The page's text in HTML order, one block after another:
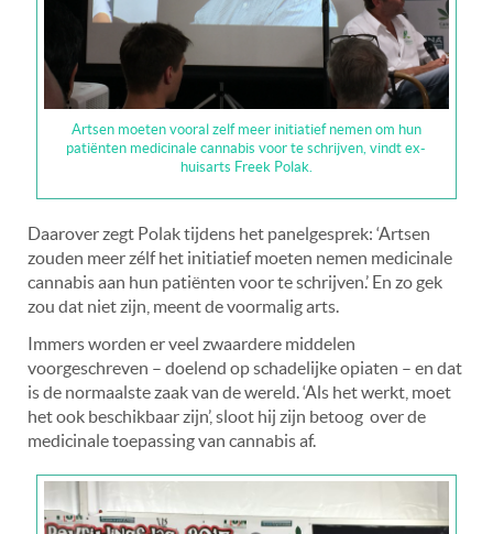
Artsen moeten vooral zelf meer initiatief nemen om hun
patiënten medicinale cannabis voor te schrijven, vindt ex-
huisarts Freek Polak.
Daarover zegt Polak tijdens het panelgesprek: ‘Artsen
zouden meer zélf het initiatief moeten nemen medicinale
cannabis aan hun patiënten voor te schrijven.’ En zo gek
zou dat niet zijn, meent de voormalig arts.
Immers worden er veel zwaardere middelen
voorgeschreven – doelend op schadelijke opiaten – en dat
is de normaalste zaak van de wereld. ‘Als het werkt, moet
het ook beschikbaar zijn’, sloot hij zijn betoog over de
medicinale toepassing van cannabis af.